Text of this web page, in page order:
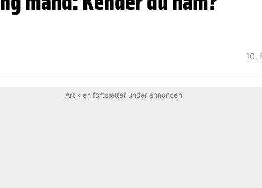
10.
Artiklen fortsætter under annoncen